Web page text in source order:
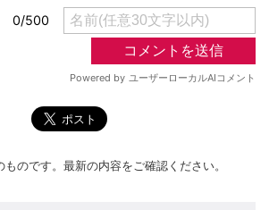
のです。最新の内容をご確認ください。